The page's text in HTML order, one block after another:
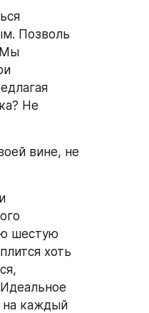
Позволь
Не
вине, не
шестую
хоть
на каждый